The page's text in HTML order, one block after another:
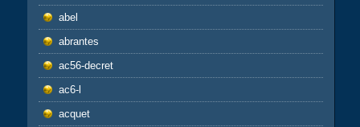
abel
abrantes
ac56-decret
ac6-l
acquet